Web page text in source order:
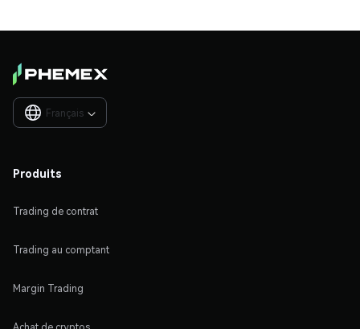
Français 
Produits
Trading de contrat
Trading au comptant
Margin Trading